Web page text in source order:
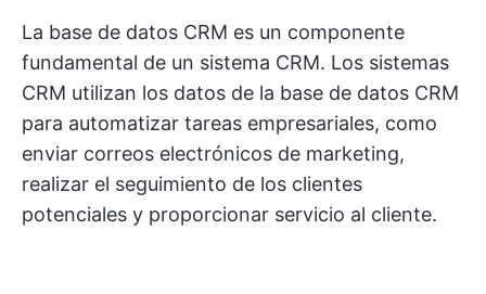
La base de datos CRM es un componente
fundamental de un sistema CRM. Los sistemas
CRM utilizan los datos de la base de datos CRM
para automatizar tareas empresariales, como
enviar correos electrónicos de marketing,
realizar el seguimiento de los clientes
potenciales y proporcionar servicio al cliente.